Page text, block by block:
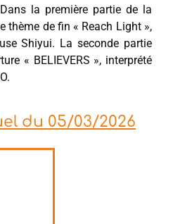
la première partie de la
thème de fin « Reach Light »,
Shiyui. La seconde partie
« BELIEVERS », interprété
du 05/03/2026